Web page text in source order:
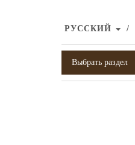
РУССКИЙ
Выбрать раздел